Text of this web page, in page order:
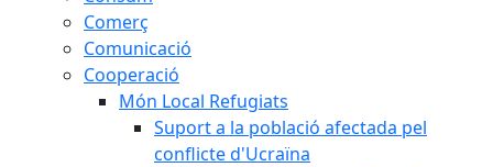
Comerç
Comunicació
Cooperació
Món Local Refugiats
Suport a la població afectada pel
conflicte d'Ucraïna